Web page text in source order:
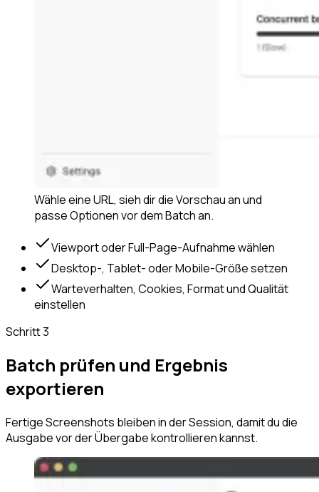
Wähle eine URL, sieh dir die Vorschau an und
passe Optionen vor dem Batch an.
Viewport oder Full-Page-Aufnahme wählen
Desktop-, Tablet- oder Mobile-Größe setzen
Warteverhalten, Cookies, Format und Qualität
einstellen
Schritt3
Batch prüfen und Ergebnis
exportieren
Fertige Screenshots bleiben in der Session, damit du die
Ausgabe vor der Übergabe kontrollieren kannst.